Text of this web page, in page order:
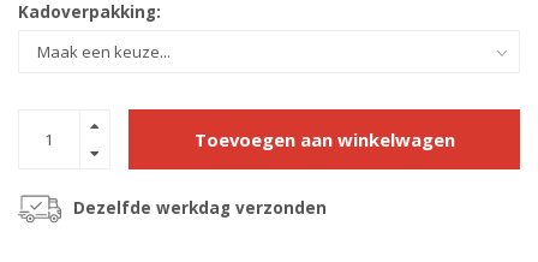
Kadoverpakking:
Toevoegen aan winkelwagen
Dezelfde werkdag verzonden